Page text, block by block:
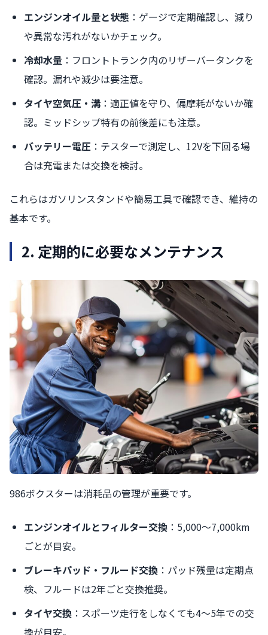
エンジンオイル量と状態 ：ゲージで定期確認し、減り
や異常な汚れがないかチェック。
冷却水量 ：フロントトランク内のリザーバータンクを
確認。漏れや減少は要注意。
タイヤ空気圧・溝 ：適正値を守り、偏摩耗がないか確
認。ミッドシップ特有の前後差にも注意。
バッテリー電圧 ：テスターで測定し、12Vを下回る場
合は充電または交換を検討。
これらはガソリンスタンドや簡易工具で確認でき、維持の
基本です。
2. 定期的に必要なメンテナンス
986ボクスターは消耗品の管理が重要です。
エンジンオイルとフィルター交換 ：5,000〜7,000km
ごとが目安。
ブレーキパッド・フルード交換 ：パッド残量は定期点
検、フルードは2年ごと交換推奨。
タイヤ交換 ：スポーツ走行をしなくても4〜5年での交
換が目安。